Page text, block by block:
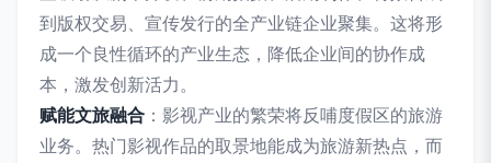
到版权交易、宣传发行的全产业链企业聚集。这将形
成一个良性循环的产业生态，降低企业间的协作成
本，激发创新活力。
赋能文旅融合 ：影视产业的繁荣将反哺度假区的旅游
业务。热门影视作品的取景地能成为旅游新热点，而